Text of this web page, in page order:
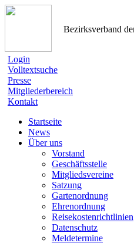
Bezirksverband
Login
Volltextsuche
Presse
Mitgliederbereich
Kontakt
Startseite
News
Über uns
Vorstand
Geschäftsstelle
Mitgliedsvereine
Satzung
Gartenordnung
Ehrenordnung
Reisekostenrichtlinien
Datenschutz
Meldetermine